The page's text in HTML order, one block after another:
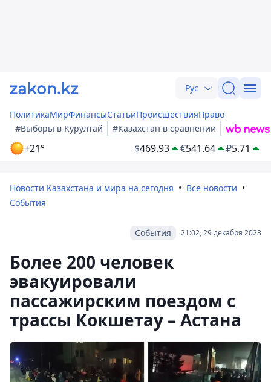
Рус
ПолитикаМирФинансыСтатьиПроисшествияПраво
#Выборы в Курултай
#Казахстан в сравнении
+21° $469.93 €541.64 ₽5.71
Новости Казахстана и мира на сегодня
Все новости
События
21:02, 29 декабря 2023
События
Более 200 человек
эвакуировали
пассажирским поездом с
трассы Кокшетау – Астана